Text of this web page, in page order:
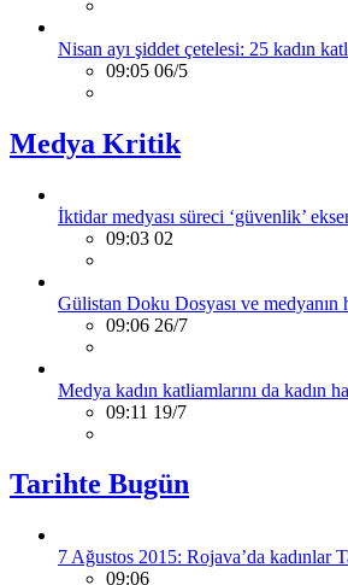
Nisan ayı şiddet çetelesi: 25 kadın
09:05 06/5
Medya Kritik
İktidar medyası süreci ‘güvenlik’
09:03 02
Gülistan Doku Dosyası ve medyanın
09:06 26/7
Medya kadın katliamlarını da kadın
09:11 19/7
Tarihte Bugün
7 Ağustos 2015: Rojava’da kadınlar
09:06